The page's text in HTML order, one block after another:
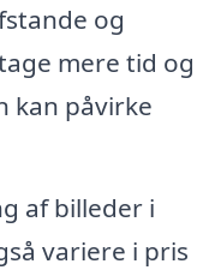
og
mere tid og
kan påvirke
af billeder i
variere i pris